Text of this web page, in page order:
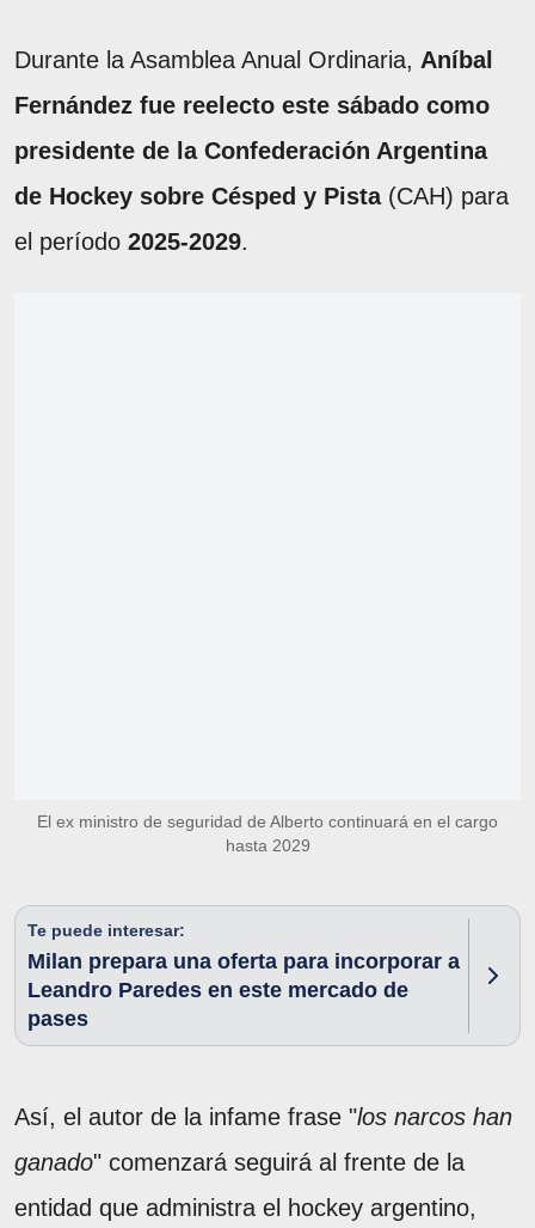
Durante la Asamblea Anual Ordinaria, Aníbal
Fernández fue reelecto este sábado como
presidente de la Confederación Argentina
de Hockey sobre Césped y Pista (CAH) para
el período 2025-2029.
El ex ministro de seguridad de Alberto continuará en el cargo
hasta 2029
Te puede interesar:
Milan prepara una oferta para incorporar a
Leandro Paredes en este mercado de
pases
Así, el autor de la infame frase "los narcos han
ganado" comenzará seguirá al frente de la
entidad que administra el hockey argentino,